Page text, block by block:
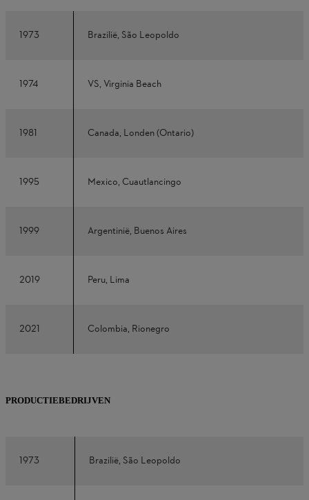
1973 Brazilië, São Leopoldo
1974 VS, Virginia Beach
1981 Canada, Londen (Ontario)
1995 Mexico, Cuautlancingo
1999 Argentinië, Buenos Aires
2019 Peru, Lima
2021 Colombia, Rionegro
PRODUCTIEBEDRIJVEN
1973 Brazilië, São Leopoldo